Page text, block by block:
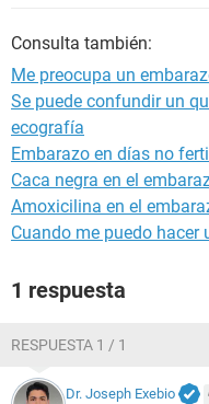
Consulta también:
Me preocupa un
Se puede confundir un
ecografía
Embarazo en días no
Caca negra en el
Amoxicilina en el
Cuando me puedo hacer
1 respuesta
RESPUESTA 1 / 1
Dr. Joseph Exebio